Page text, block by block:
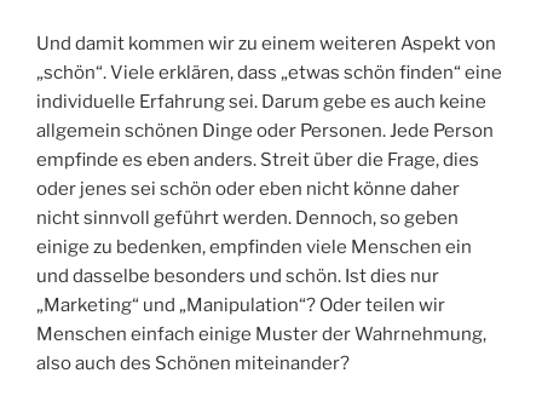
Und damit kommen wir zu einem weiteren Aspekt von
„schön“. Viele erklären, dass „etwas schön finden“ eine
individuelle Erfahrung sei. Darum gebe es auch keine
allgemein schönen Dinge oder Personen. Jede Person
empfinde es eben anders. Streit über die Frage, dies
oder jenes sei schön oder eben nicht könne daher
nicht sinnvoll geführt werden. Dennoch, so geben
einige zu bedenken, empfinden viele Menschen ein
und dasselbe besonders und schön. Ist dies nur
„Marketing“ und „Manipulation“? Oder teilen wir
Menschen einfach einige Muster der Wahrnehmung,
also auch des Schönen miteinander?